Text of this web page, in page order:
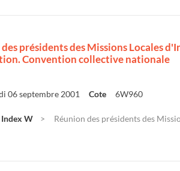
présidents des Missions Locales
Convention collective nationale
06 septembre 2001 Cote 6W960
W Réunion des présidents des